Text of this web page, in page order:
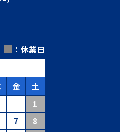
■ ：休業日
金 土
1
7
8